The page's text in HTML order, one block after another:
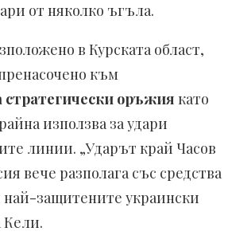
от няколко ъгъла.
в Курската област,
към
оръжия като
използва за удари
линии. „Ударът край Часов
вече разполага със средства
най-защитените украински
Кели.